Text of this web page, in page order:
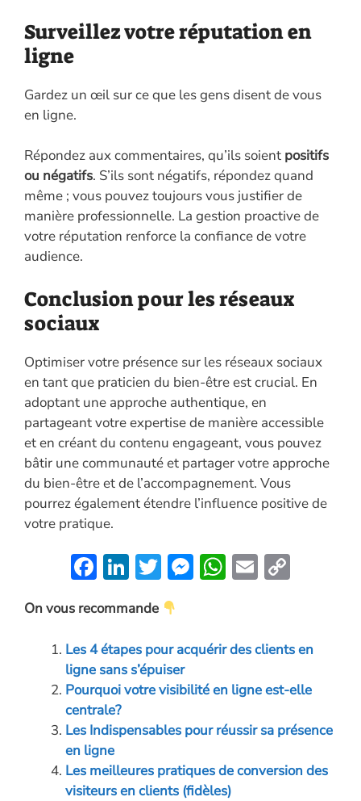
Surveillez votre réputation en
ligne
Gardez un œil sur ce que les gens disent de vous
en ligne.
Répondez aux commentaires, qu’ils soient positifs
ou négatifs. S’ils sont négatifs, répondez quand
même ; vous pouvez toujours vous justifier de
manière professionnelle. La gestion proactive de
votre réputation renforce la confiance de votre
audience.
Conclusion pour les réseaux
sociaux
Optimiser votre présence sur les réseaux sociaux
en tant que praticien du bien-être est crucial. En
adoptant une approche authentique, en
partageant votre expertise de manière accessible
et en créant du contenu engageant, vous pouvez
bâtir une communauté et partager votre approche
du bien-être et de l’accompagnement. Vous
pourrez également étendre l’influence positive de
votre pratique.
F
e
b
o
o
k
Li
k
e
dI
n
T
w
itt
er
M
n
er
W
s
p
p
E
l y
n
k
On vous recommande
Les 4 étapes pour acquérir des clients en
ligne sans s’épuiser
Pourquoi votre visibilité en ligne est-elle
centrale?
Les Indispensables pour réussir sa présence
en ligne
Les meilleures pratiques de conversion des
visiteurs en clients (fidèles)